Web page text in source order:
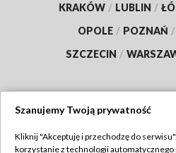
KRAKÓW / LUBLIN /
OPOLE / POZNAŃ /
SZCZECIN /
Szanujemy Twoją prywatność
Kliknij "Akceptuję i przechodzę do
korzystanie z technologii automatycznego